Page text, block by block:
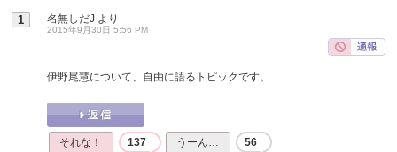
1 名無しだJ より
2015年9月30日 5:56 PM
伊野尾慧について、自由に語るトピックです。
それな！ 137 うーん… 56